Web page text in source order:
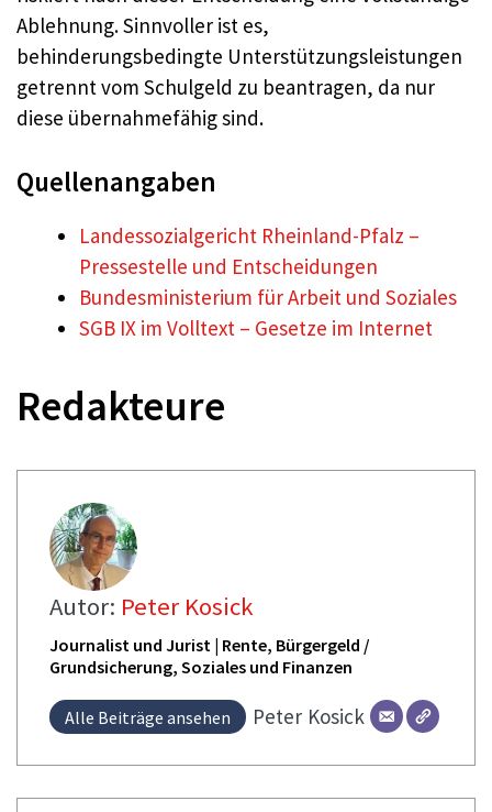
Ablehnung. Sinnvoller ist es,
behinderungsbedingte Unterstützungsleistungen
getrennt vom Schulgeld zu beantragen, da nur
diese übernahmefähig sind.
Quellenangaben
Landessozialgericht Rheinland-Pfalz –
Pressestelle und Entscheidungen
Bundesministerium für Arbeit und Soziales
SGB IX im Volltext – Gesetze im Internet
Redakteure
Autor: Peter Kosick
Journalist und Jurist | Rente, Bürgergeld /
Grundsicherung, Soziales und Finanzen
Alle Beiträge ansehen Peter Kosick